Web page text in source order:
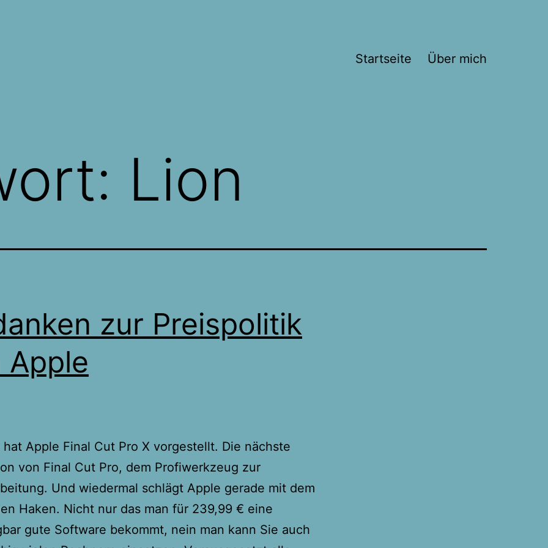
Startseite Über mich
Lion
zur Preispolitik
Apple
hat Apple Final Cut Pro X vorgestellt. Die nächste
von Final Cut Pro, dem Profiwerkzeug zur
Und wiedermal schlägt Apple gerade mit dem
Haken. Nicht nur das man für 239,99 € eine
gute Software bekommt, nein man kann Sie auch